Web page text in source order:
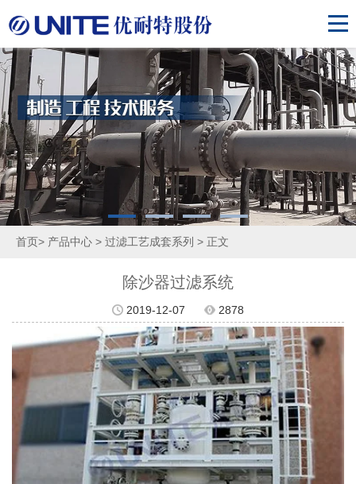
首页> 产品中心 > 过滤工艺成套系列 > 正文
除沙器过滤系统
2019-12-07 2878